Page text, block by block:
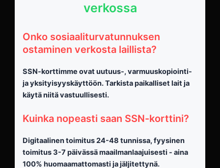
verkossa
Onko sosiaaliturvatunnuksen
ostaminen verkosta laillista?
SSN-korttimme ovat uutuus-, varmuuskopiointi-
ja yksityisyyskäyttöön. Tarkista paikalliset lait ja
käytä niitä vastuullisesti.
Kuinka nopeasti saan SSN-korttini?
Digitaalinen toimitus 24-48 tunnissa, fyysinen
toimitus 3-7 päivässä maailmanlaajuisesti - aina
100% huomaamattomasti ja jäljitettynä.